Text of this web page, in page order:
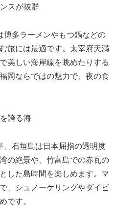
スが抜群
博多ラーメンやもつ鍋などの
旅には最適です。太宰府天満
美しい海岸線を眺めたりする
岡ならではの魅力で、夜の食
誇る海
、石垣島は日本屈指の透明度
の絶景や、竹富島での赤瓦の
した島時間を楽しめます。マ
、シュノーケリングやダイビ
です。